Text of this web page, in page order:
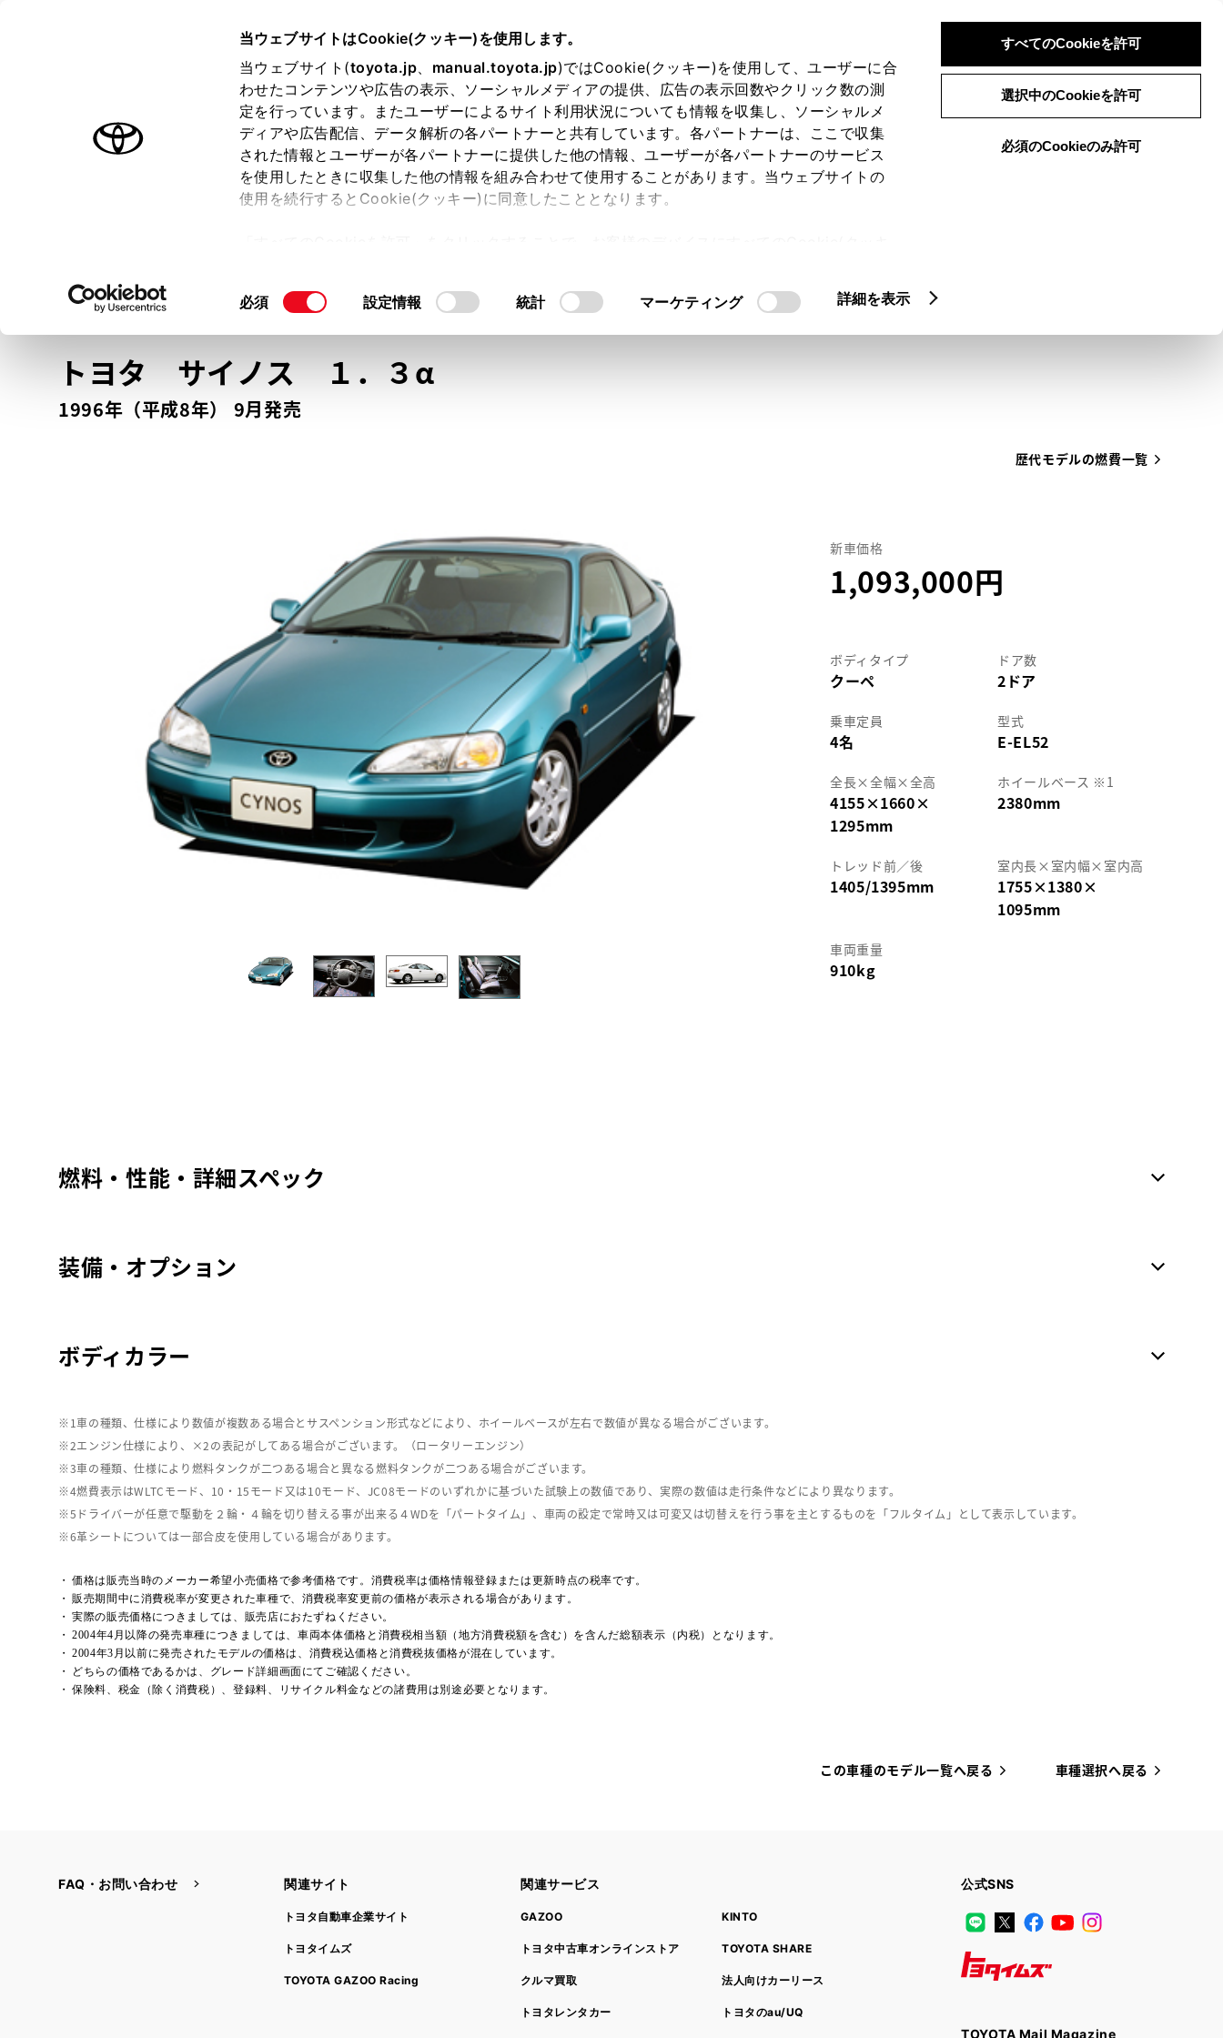
当ウェブサイトはCookie(クッキー)を使用します。
当ウェブサイト(toyota.jp、 manual.toyota.jp)ではCookie(クッキー)を使用して、ユーザーに合
わせたコンテンツや広告の表示、ソーシャルメディアの提供、広告の表示回数やクリック数の測
定を行っています。またユーザーによるサイト利用状況についても情報を収集し、ソーシャルメ
ディアや広告配信、データ解析の各パートナーと共有しています。各パートナーは、ここで収集
された情報とユーザーが各パートナーに提供した他の情報、ユーザーが各パートナーのサービス
を使用したときに収集した他の情報を組み合わせて使用することがあります。当ウェブサイトの
使用を続行するとCookie(クッキー)に同意したこととなります。
て」をご覧ください。
同
選
択
必須 設定情報 統計 マーケティング 詳細を表示
すべてのCookieを許可
選択中のCookieを許可
必須のCookieのみ許可
ログイン 検索 メニュー
オーナーサポート トピックス
トヨタ認定中古車 メニュー
トヨタ認定中古車の魅力 3つの買い方 オンライン購入お気に入り 保存した見積り
の選択 モデル・年式・グレード クルマ情報
トヨタ サイノス１．３α
1996年（平成8年） 9月発売
歴代モデルの燃費一覧
新車価格
1,093,000
ボディタイプ
クーペ
ドア数
2ドア
乗車定員
4名
型式
E-EL52
全長×全幅×全高
4155×1660×
1295mm
ホイールベース ※1
2380mm
トレッド前／後
1405/1395mm
室内長× 室内幅× 室内高
1755×1380×
1095mm
車両重量
910kg
燃料・性能・詳細スペック
装備・オプション
ボディカラー
車の種類、仕様により数値が複数ある場合とサスペンション形式などにより、ホイールベースが左右で数値が異なる場合がございます。
エンジン仕様により、×2の表記がしてある場合がございます。（ロータリーエンジン）
車の種類、仕様により燃料タンクが二つある場合と異なる燃料タンクが二つある場合がございます。
燃費表示はWLTCモード、10・15モード又は10モード、JC08モードのいずれかに基づいた試験上の数値であり、実際の数値は走行条件などにより異なります。
ドライバーが任意で駆動を２輪・４輪を切り替える事が出来る４WDを「パートタイム」、車両の設定で常時又は可変又は切替えを行う事を主とするものを「フルタイム」として表示しています。
革シートについては一部合皮を使用している場合があります。
価格は販売当時のメーカー希望小売価格で参考価格です。消費税率は価格情報登録または更新時点の税率です。
販売期間中に消費税率が変更された車種で、消費税率変更前の価格が表示される場合があります。
実際の販売価格につきましては、販売店におたずねください。
2004年4月以降の発売車種につきましては、車両本体価格と消費税相当額（地方消費税額を含む）を含んだ総額表示（内税）となります。
2004年3月以前に発売されたモデルの価格は、消費税込価格と消費税抜価格が混在しています。
どちらの価格であるかは、グレード詳細画面にてご確認ください。
保険料、税金（除く消費税）、登録料、リサイクル料金などの諸費用は別途必要となります。
この車種のモデル一覧へ戻る 車種選択へ戻る
FAQ・お問い合わせ 関連サイト
トヨタ自動車企業サイト
トヨタイムズ
TOYOTA GAZOO Racing
関連サービス
GAZOO
トヨタ中古車オンラインストア
クルマ買取
トヨタレンタカー
KINTO
TOYOTA SHARE
法人向けカーリース
トヨタのau/UQ
公式SNS
LINEX Facebook
YouTube
TOYOTA Mail Magazine